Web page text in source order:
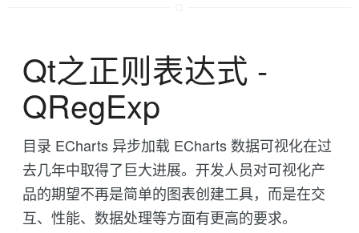
Qt之正则表达式 -
QRegExp
目录 ECharts 异步加载 ECharts 数据可视化在过
去几年中取得了巨大进展。开发人员对可视化产
品的期望不再是简单的图表创建工具，而是在交
互、性能、数据处理等方面有更高的要求。